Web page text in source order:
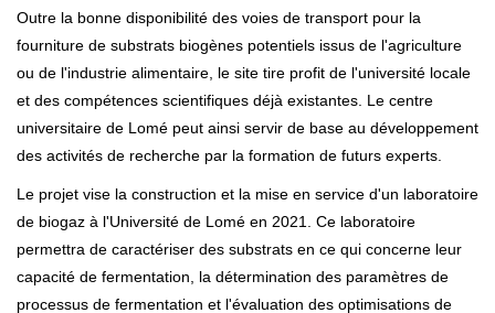
Outre la bonne disponibilité des voies de transport pour la
fourniture de substrats biogènes potentiels issus de l'agriculture
ou de l'industrie alimentaire, le site tire profit de l'université locale
et des compétences scientifiques déjà existantes. Le centre
universitaire de Lomé peut ainsi servir de base au développement
des activités de recherche par la formation de futurs experts.
Le projet vise la construction et la mise en service d'un laboratoire
de biogaz à l'Université de Lomé en 2021. Ce laboratoire
permettra de caractériser des substrats en ce qui concerne leur
capacité de fermentation, la détermination des paramètres de
processus de fermentation et l'évaluation des optimisations de